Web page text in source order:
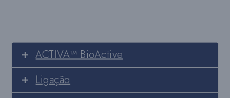
ACTIVA™ BioActive
Ligação